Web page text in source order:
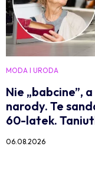
MODA I URODA
Nie „babcine”,
narody. Te
60-latek.
06.08.2026